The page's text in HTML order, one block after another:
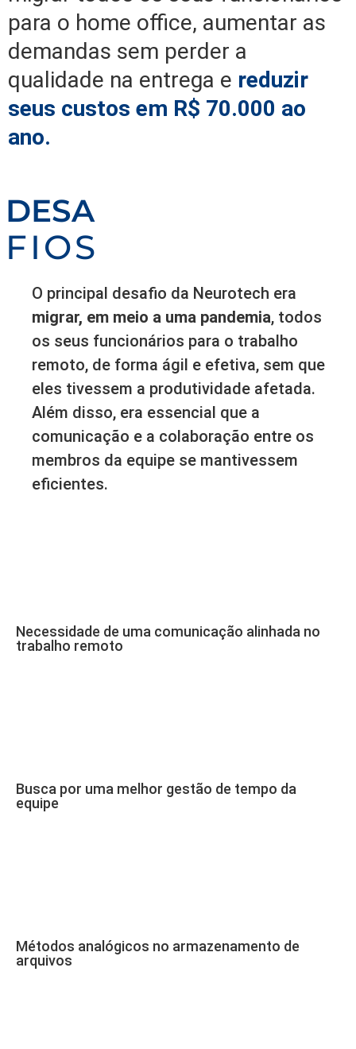
para o home office, aumentar as
demandas sem perder a
qualidade na entrega e reduzir
seus custos em R$ 70.000 ao
ano.
DESA
FIOS
O principal desafio da Neurotech era
migrar, em meio a uma pandemia, todos
os seus funcionários para o trabalho
remoto, de forma ágil e efetiva, sem que
eles tivessem a produtividade afetada.
Além disso, era essencial que a
comunicação e a colaboração entre os
membros da equipe se mantivessem
eficientes.
Necessidade de uma comunicação alinhada no
trabalho remoto
Busca por uma melhor gestão de tempo da
equipe
Métodos analógicos no armazenamento de
arquivos